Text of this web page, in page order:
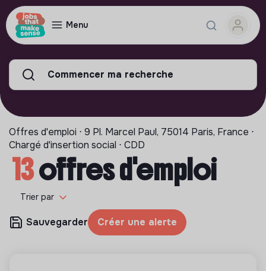
Menu
Commencer ma recherche
Offres d'emploi ⋅ 9 Pl. Marcel Paul, 75014 Paris, France ⋅
Chargé d'insertion social ⋅ CDD
13offres d'emploi
Trier par
Sauvegarder Créer une alerte